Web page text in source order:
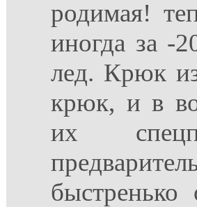
родимая!
иногда за -
лед. Крюк
крюк, и в
их